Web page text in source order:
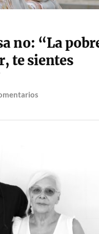
no: “La
te sientes